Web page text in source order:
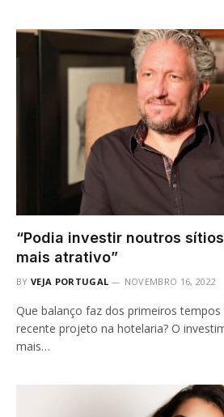
“Podia investir noutros
mais atrativo”
BY VEJA PORTUGAL NOVEMBRO 16, 2022
Que balanço faz dos primeiros tempos
recente projeto na hotelaria? O
mais…